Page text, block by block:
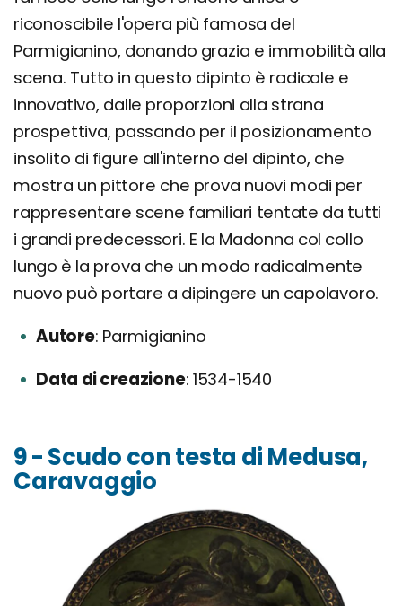
riconoscibile l'opera più famosa del
Parmigianino, donando grazia e immobilità alla
scena. Tutto in questo dipinto è radicale e
innovativo, dalle proporzioni alla strana
prospettiva, passando per il posizionamento
insolito di figure all'interno del dipinto, che
mostra un pittore che prova nuovi modi per
rappresentare scene familiari tentate da tutti
i grandi predecessori. E la Madonna col collo
lungo è la prova che un modo radicalmente
nuovo può portare a dipingere un capolavoro.
Autore Parmigianino
Data di creazione 1534-1540
9 - Scudo con testa di Medusa,
Caravaggio